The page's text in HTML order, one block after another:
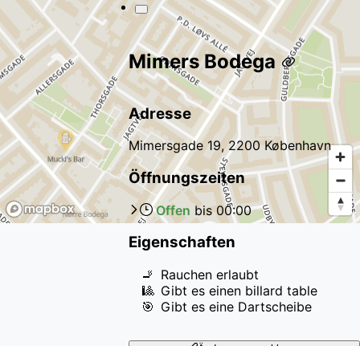
Mimers Bodega
Adresse
Mimersgade 19, 2200 København
Öffnungszeiten
Offen bis00:00
Eigenschaften
🚬 Rauchen erlaubt
🎱 Gibt es einen billard table
🎯 Gibt es eine Dartscheibe